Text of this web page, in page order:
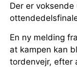
Der er
En ny melding
at kampen kan
tordenvejr, efter